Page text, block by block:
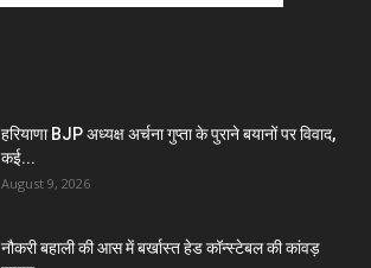
हरियाणा BJP अध्यक्ष अर्चना गुप्ता के पुराने बयानों पर विवाद,
कई...
August 9, 2026
नौकरी बहाली की आस में बर्खास्त हेड कॉन्स्टेबल की कांवड़